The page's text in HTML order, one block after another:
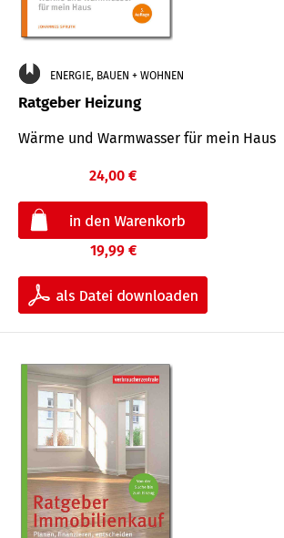
ENERGIE, BAUEN + WOHNEN
Ratgeber Heizung
Wärme und Warmwasser für mein Haus
24,00 €
19,99 €